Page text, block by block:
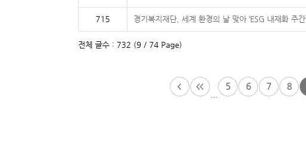
715 경기복지재단, 세계 환경의 날 맞아 ‘ESG 내재화 주간
전체 글수 : 732 (9 / 74 Page)
5 6 7 8